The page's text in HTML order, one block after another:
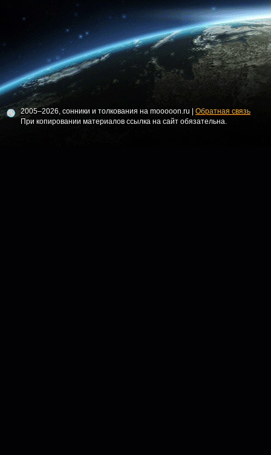
2005–2026, сонники и толкования на mooooon.ru | Обратная связь
При копировании материалов ссылка на сайт обязательна.